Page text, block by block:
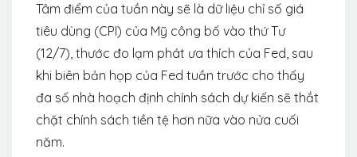
Tâm điểm của tuần này sẽ là dữ liệu chỉ số giá
tiêu dùng (CPI) của Mỹ công bố vào thứ Tư
(12/7), thước đo lạm phát ưa thích của Fed, sau
khi biên bản họp của Fed tuần trước cho thấy
đa số nhà hoạch định chính sách dự kiến ​​sẽ thắt
chặt chính sách tiền tệ hơn nữa vào nửa cuối
năm.